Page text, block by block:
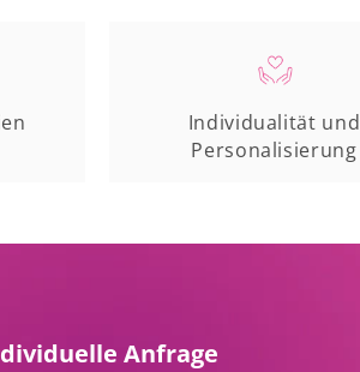
Individualität und
Personalisierung
Anfrage